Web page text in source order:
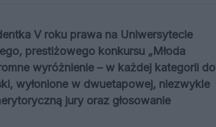
V roku prawa na Uniwersytecie
prestiżowego konkursu „Młoda
wyróżnienie – w każdej kategorii do
wyłonione w dwuetapowej, niezwykle
jury oraz głosowanie